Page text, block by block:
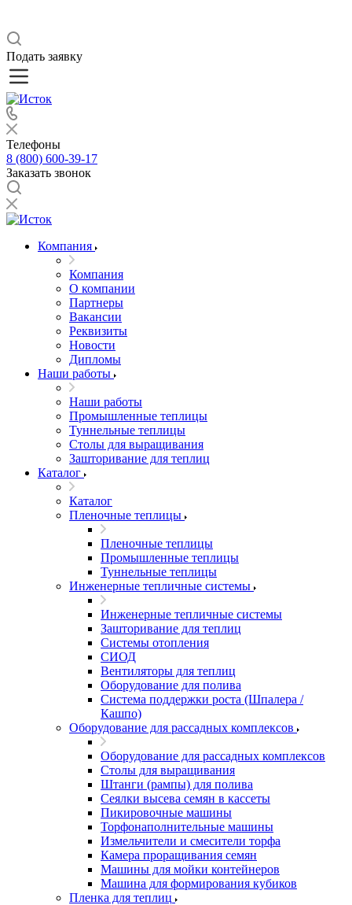
Подать заявку
Телефоны
8 (800) 600-39-17
Заказать звонок
Компания
Компания
О компании
Партнеры
Вакансии
Реквизиты
Новости
Дипломы
Наши работы
Наши работы
Промышленные теплицы
Туннельные теплицы
Столы для выращивания
Зашторивание для теплиц
Каталог
Каталог
Пленочные теплицы
Пленочные теплицы
Промышленные теплицы
Туннельные теплицы
Инженерные тепличные системы
Инженерные тепличные системы
Зашторивание для теплиц
Системы отопления
СИОД
Вентиляторы для теплиц
Оборудование для полива
Система поддержки роста (Шпалера /
Кашпо)
Оборудование для рассадных комплексов
Оборудование для рассадных комплексов
Столы для выращивания
Штанги (рампы) для полива
Сеялки высева семян в кассеты
Пикировочные машины
Торфонаполнительные машины
Измельчители и смесители торфа
Камера проращивания семян
Машины для мойки контейнеров
Машина для формирования кубиков
Пленка для теплиц